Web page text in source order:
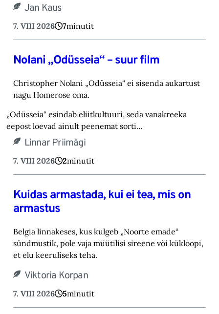
Jan Kaus
7. VIII 2026 7minutit
Nolani „Odüsseia“ – suur film
Christopher Nolani „Odüsseia“ ei sisenda aukartust
nagu Homerose oma.‎
„Odüsseia“ esindab eliitkultuuri, seda vanakreeka
eepost loevad ainult peenemat sorti…
Linnar Priimägi
7. VIII 2026 2minutit
Kuidas armastada, kui ei tea, mis on
armastus
Belgia linnakeses, kus kulgeb „Noorte emade“
sündmustik, pole vaja müütilisi sireene või kük‎loopi,
et elu keeruliseks teha. ‎
Viktoria Korpan
7. VIII 2026 5minutit